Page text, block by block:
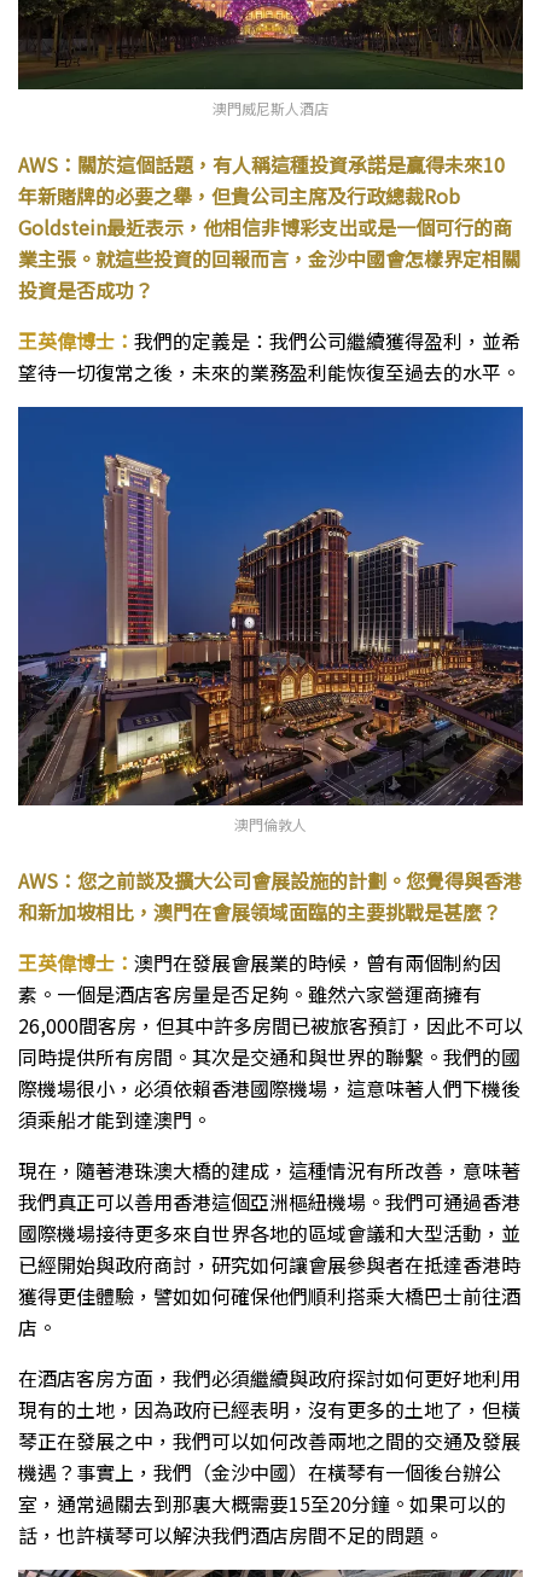
澳門威尼斯人酒店
AWS：關於這個話題，有人稱這種投資承諾是贏得未來10
年新賭牌的必要之舉，但貴公司主席及行政總裁Rob
Goldstein最近表示，他相信非博彩支出或是一個可行的商
業主張。就這些投資的回報而言，金沙中國會怎樣界定相關
投資是否成功？
王英偉博士： 我們的定義是：我們公司繼續獲得盈利，並希
望待一切復常之後，未來的業務盈利能恢復至過去的水平。
澳門倫敦人
AWS：您之前談及擴大公司會展設施的計劃。您覺得與香港
和新加坡相比，澳門在會展領域面臨的主要挑戰是甚麼？
王英偉博士： 澳門在發展會展業的時候，曾有兩個制約因
素。一個是酒店客房量是否足夠。雖然六家營運商擁有
26,000間客房，但其中許多房間已被旅客預訂，因此不可以
同時提供所有房間。其次是交通和與世界的聯繫。我們的國
際機場很小，必須依賴香港國際機場，這意味著人們下機後
須乘船才能到達澳門。
現在，隨著港珠澳大橋的建成，這種情況有所改善，意味著
我們真正可以善用香港這個亞洲樞紐機場。我們可通過香港
國際機場接待更多來自世界各地的區域會議和大型活動，並
已經開始與政府商討，研究如何讓會展參與者在抵達香港時
獲得更佳體驗，譬如如何確保他們順利搭乘大橋巴士前往酒
店。
在酒店客房方面，我們必須繼續與政府探討如何更好地利用
現有的土地，因為政府已經表明，沒有更多的土地了，但橫
琴正在發展之中，我們可以如何改善兩地之間的交通及發展
機遇？事實上，我們（金沙中國）在橫琴有一個後台辦公
室，通常過關去到那裏大概需要15至20分鐘。如果可以的
話，也許橫琴可以解決我們酒店房間不足的問題。